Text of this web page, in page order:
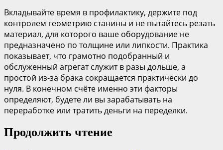
Вкладывайте время в профилактику, держите под
контролем геометрию станины и не пытайтесь резать
материал, для которого ваше оборудование не
предназначено по толщине или липкости. Практика
показывает, что грамотно подобранный и
обслуженный агрегат служит в разы дольше, а
простой из-за брака сокращается практически до
нуля. В конечном счёте именно эти факторы
определяют, будете ли вы зарабатывать на
переработке или тратить деньги на переделки.
Продолжить чтение